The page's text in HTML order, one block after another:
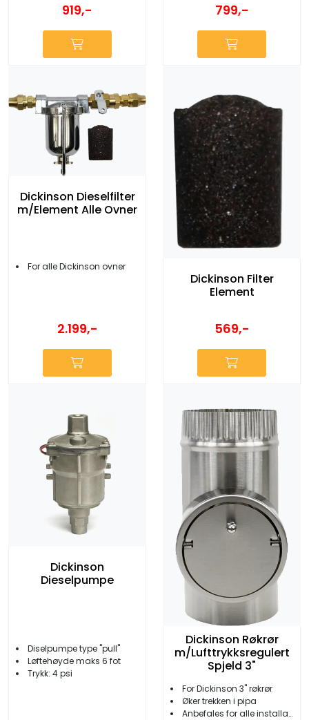
919,- 799,-
Dickinson Dieselfilter
m/Element Alle Ovner
For alle Dickinson ovner
2.199,-
Dickinson Filter
Element
569,-
Dickinson
Dieselpumpe
Diselpumpe type ''pull''
Løftehøyde maks 6 fot
Trykk: 4 psi
Dickinson Røkrør
m/Lufttrykksregulert
Spjeld 3"
For Dickinson 3'' røkrør
Øker trekken i pipa
Anbefales for alle installasjoner